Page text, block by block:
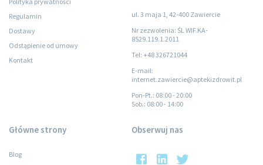
Regulamin
Dostawy
Odstąpienie od umowy
Kontakt
ul. 3 maja 1, 42-400 Zawiercie
Nr zezwolenia: ŚL WIF.KA-
8529.119.1.2011
Tel: +48 326721044
E-mail:
internet.zawiercie@aptekizdrowit.pl
Pon-Pt.: 08:00 - 20:00
Sob.: 08:00 - 14:00
Główne strony
Blog
Obserwuj nas